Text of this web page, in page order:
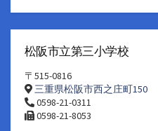
松阪市立第三小学校
〒515-0816
三重県松阪市西之庄町150
0598-21-0311
0598-21-8053